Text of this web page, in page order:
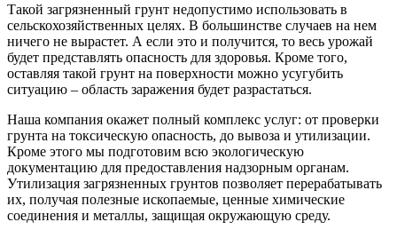
Такой загрязненный грунт недопустимо использовать в
сельскохозяйственных целях. В большинстве случаев на нем
ничего не вырастет. А если это и получится, то весь урожай
будет представлять опасность для здоровья. Кроме того,
оставляя такой грунт на поверхности можно усугубить
ситуацию – область заражения будет разрастаться.
Наша компания окажет полный комплекс услуг: от проверки
грунта на токсическую опасность, до вывоза и утилизации.
Кроме этого мы подготовим всю экологическую
документацию для предоставления надзорным органам.
Утилизация загрязненных грунтов позволяет перерабатывать
их, получая полезные ископаемые, ценные химические
соединения и металлы, защищая окружающую среду.